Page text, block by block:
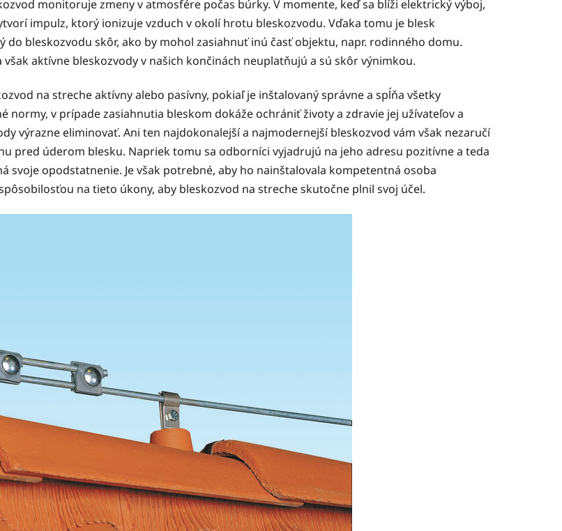
monitoruje zmeny v atmosfére počas búrky. V momente, keď sa blíži elektrický výboj,
impulz, ktorý ionizuje vzduch v okolí hrotu bleskozvodu. Vďaka tomu je blesk
do bleskozvodu skôr, ako by mohol zasiahnuť inú časť objektu, napr. rodinného domu.
však aktívne bleskozvody v našich končinách neuplatňujú a sú skôr výnimkou.
na streche aktívny alebo pasívny, pokiaľ je inštalovaný správne a spĺňa všetky
normy, v prípade zasiahnutia bleskom dokáže ochrániť životy a zdravie jej užívateľov a
výrazne eliminovať. Ani ten najdokonalejší a najmodernejší bleskozvod vám však nezaručí
pred úderom blesku. Napriek tomu sa odborníci vyjadrujú na jeho adresu pozitívne a teda
svoje opodstatnenie. Je však potrebné, aby ho nainštalovala kompetentná osoba
na tieto úkony, aby bleskozvod na streche skutočne plnil svoj účel.